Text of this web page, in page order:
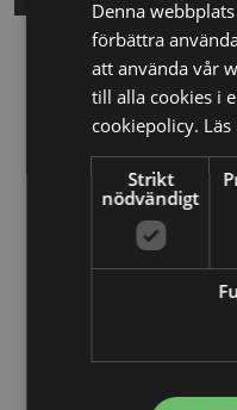
Relaterade
13/10/2025
Nya
svenska
upphandlingar
Denna
förbättra
att använda vår
till alla cookies i
cookiepolicy.
Strikt
nödvändigt